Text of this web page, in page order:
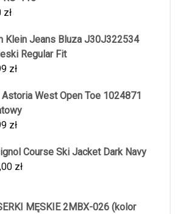
zł
Klein Jeans Bluza J30J322534
Regular Fit
zł
Astoria West Open Toe 1024871
zł
Course Ski Jacket Dark Navy
zł
MĘSKIE 2MBX-026 (kolor